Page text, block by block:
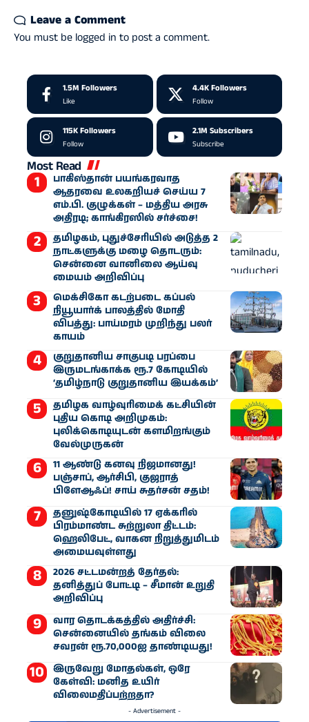
Leave a Comment
You must be logged in to post a comment.
1.5M Followers
Like
4.4K Followers
Follow
115KFollowers
Follow
2.1M Subscribers
Subscribe
Most Read
பாகிஸ்தான் பயங்கரவாத
ஆதரவை உலகறியச் செய்ய 7
எம்.பி. குழுக்கள் – மத்திய அரசு
அதிரடி; காங்கிரஸில் சர்ச்சை!
தமிழகம், புதுச்சேரியில் அடுத்த 2
நாட்களுக்கு மழை தொடரும்:
சென்னை வானிலை ஆய்வு
மையம் அறிவிப்பு
மெக்சிகோ கடற்படை கப்பல்
நியூயார்க் பாலத்தில் மோதி
விபத்து: பாய்மரம் முறிந்து பலர்
காயம்
குறுதானிய சாகுபடி பரப்பை
இருமடங்காக்க ரூ.7 கோடியில்
‘தமிழ்நாடு குறுதானிய இயக்கம்’
தமிழக வாழ்வுரிமைக் கட்சியின்
புதிய கொடி அறிமுகம்:
புலிக்கொடியுடன் களமிறங்கும்
வேல்முருகன்
11 ஆண்டு கனவு நிஜமானது!
பஞ்சாப், ஆர்சிபி, குஜராத்
பிளேஆஃப்! சாய் சுதர்சன் சதம்!
தனுஷ்கோடியில் 17 ஏக்கரில்
பிரம்மாண்ட சுற்றுலா திட்டம்:
ஹெலிபேட், வாகன நிறுத்துமிடம்
அமையவுள்ளது
2026 சட்டமன்றத் தேர்தல்:
தனித்துப் போட்டி – சீமான் உறுதி
அறிவிப்பு
வார தொடக்கத்தில் அதிர்ச்சி:
சென்னையில் தங்கம் விலை
சவரன் ரூ.70,000ஐ தாண்டியது!
இருவேறு மோதல்கள், ஒரே
கேள்வி: மனித உயிர்
விலைமதிப்பற்றதா?
- Advertisement -